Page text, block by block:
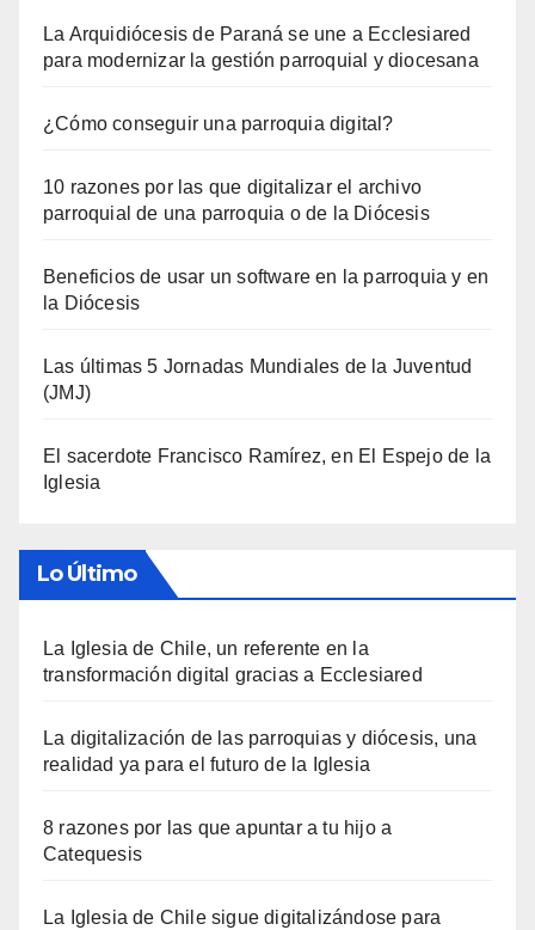
La Arquidiócesis de Paraná se une a Ecclesiared
para modernizar la gestión parroquial y diocesana
¿Cómo conseguir una parroquia digital?
10 razones por las que digitalizar el archivo
parroquial de una parroquia o de la Diócesis
Beneficios de usar un software en la parroquia y en
la Diócesis
Las últimas 5 Jornadas Mundiales de la Juventud
(JMJ)
El sacerdote Francisco Ramírez, en El Espejo de la
Iglesia
Lo Último
La Iglesia de Chile, un referente en la
transformación digital gracias a Ecclesiared
La digitalización de las parroquias y diócesis, una
realidad ya para el futuro de la Iglesia
8 razones por las que apuntar a tu hijo a
Catequesis
La Iglesia de Chile sigue digitalizándose para